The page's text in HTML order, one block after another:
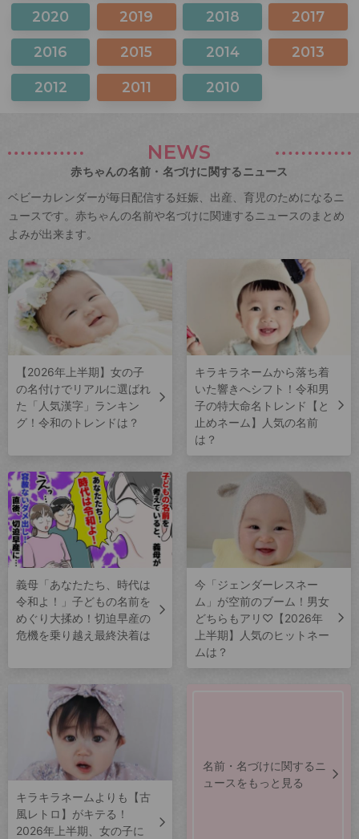
2020 2019 2018 2017
2016 2015 2014 2013
2012 2011 2010
NEWS
赤ちゃんの名前・名づけに関するニュース
ベビーカレンダーが毎日配信する妊娠、出産、育児のためになるニ
ュースです。赤ちゃんの名前や名づけに関連するニュースのまとめ
よみが出来ます。
【2026年上半期】女の子
の名付けでリアルに選ばれ
た「人気漢字」ランキン
グ！令和のトレンドは？
キラキラネームから落ち着
いた響きへシフト！令和男
子の特大命名トレンド【と
止めネーム】人気の名前
は？
義母「あなたたち、時代は
令和よ！」子どもの名前を
めぐり大揉め！切迫早産の
危機を乗り越え最終決着は
今「ジェンダーレスネー
ム」が空前のブーム！男女
どちらもアリ♡【2026年
上半期】人気のヒットネー
ムは？
キラキラネームよりも【古
風レトロ】がキテる！
2026年上半期、女の子に
名前・名づけに関するニ
ュースをもっと見る